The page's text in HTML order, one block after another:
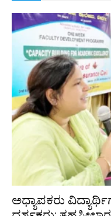
ಅಧ್ಯಾಪಕರು